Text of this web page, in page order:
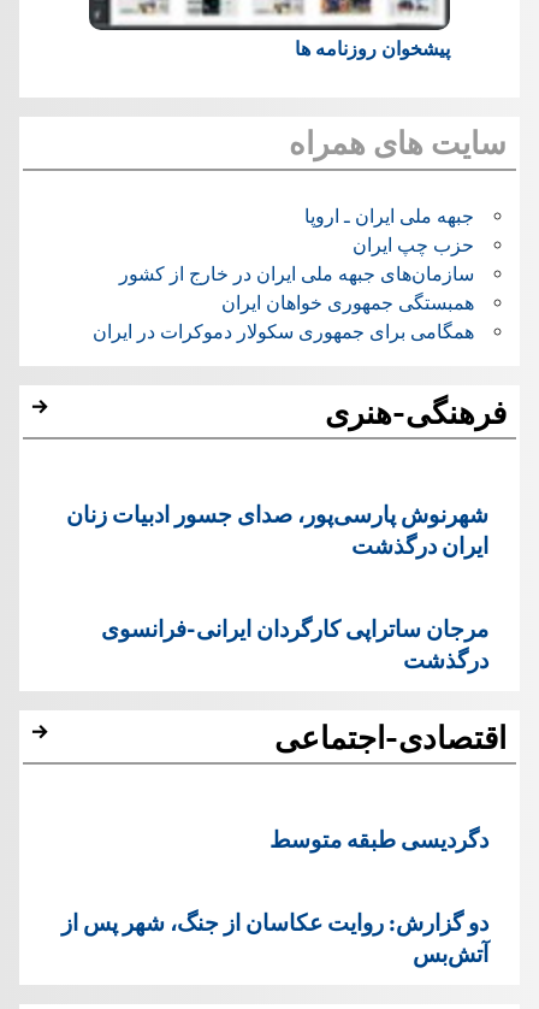
پیشخوان روزنامه ها
سایت های همراه
جبهه ملی ایران ـ اروپا
حزب چپ ایران
سازمان‌های جبهه ملی ایران در خارج از کشور
همبستگی جمهوری خواهان ایران
همگامی برای جمهوری سکولار دموکرات در ایران
فرهنگی-هنری
شهرنوش پارسی‌پور، صدای جسور ادبیات زنان
ایران درگذشت
مرجان ساتراپی کارگردان ایرانی-فرانسوی
درگذشت
اقتصادی-اجتماعی
دگردیسی طبقه متوسط
دو گزارش: روایت عکاسان از جنگ، شهر پس از
آتش‌بس